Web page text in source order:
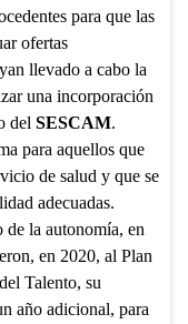
para que las
ofertas
llevado a cabo la
una incorporación
del SESCAM.
para aquellos que
de salud y que se
adecuadas.
la autonomía, en
en 2020, al Plan
Talento, su
año adicional, para